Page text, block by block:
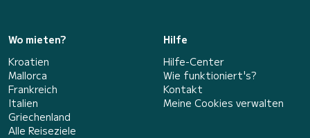
Wo mieten?
Kroatien
Mallorca
Frankreich
Italien
Griechenland
Alle Reiseziele
Hilfe
Hilfe-Center
Wie funktioniert's?
Kontakt
Meine Cookies verwalten